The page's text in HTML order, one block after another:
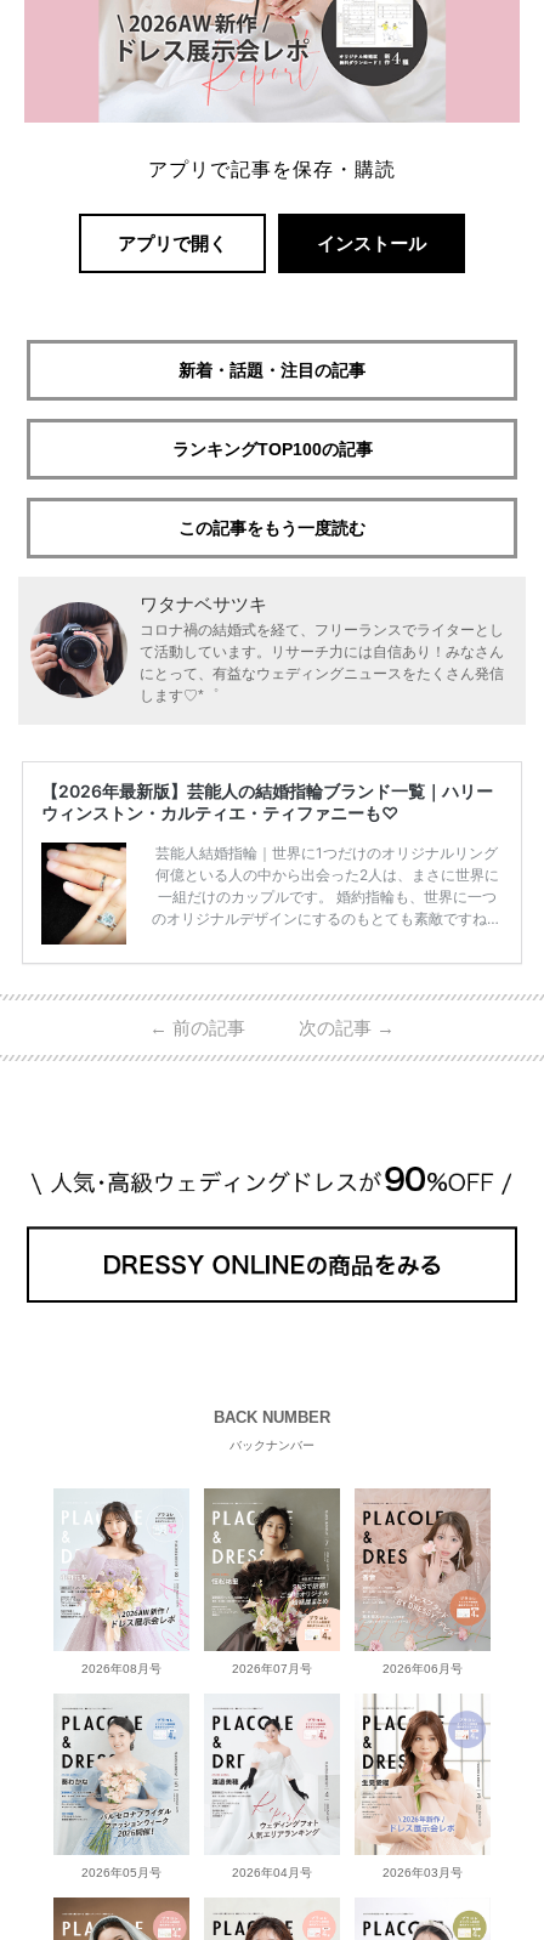
アプリで記事を保存・購読
アプリで開く インストール
新着・話題・注目の記事
ランキングTOP100の記事
この記事をもう一度読む
ワタナベサツキ
コロナ禍の結婚式を経て、フリーランスでライターとし
て活動しています。リサーチ力には自信あり！みなさん
にとって、有益なウェディングニュースをたくさん発信
します♡*゜
【2026年最新版】芸能人の結婚指輪ブランド一覧｜ハリー
ウィンストン・カルティエ・ティファニーも♡
芸能人結婚指輪｜世界に1つだけのオリジナルリング
何億といる人の中から出会った2人は、まさに世界に
一組だけのカップルです。 婚約指輪も、世界に一つ
のオリジナルデザインにするのもとても素敵ですね♡
のを形にするのも想い出になります。 上戸彩さん・H
HPより引用 2011年9月に結婚した女優の上戸彩さん
とEXILEのHIROさん。 上戸さんに贈った婚約指輪
← 前の記事 次の記事 →
BACK NUMBER
バックナンバー
2026年08月号 2026年07月号 2026年06月号
2026年05月号 2026年04月号 2026年03月号